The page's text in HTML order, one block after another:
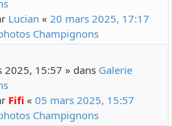
Lucian « 20 mars 2025, 17:17
Champignons
2025, 15:57 » dans Galerie
Fifi « 05 mars 2025, 15:57
Champignons